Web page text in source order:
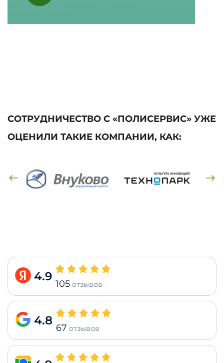
СОТРУДНИЧЕСТВО С «ПОЛИСЕРВИС» УЖЕ
ОЦЕНИЛИ ТАКИЕ КОМПАНИИ, КАК:
4.9
105 отзывов
4.8
67 отзывов